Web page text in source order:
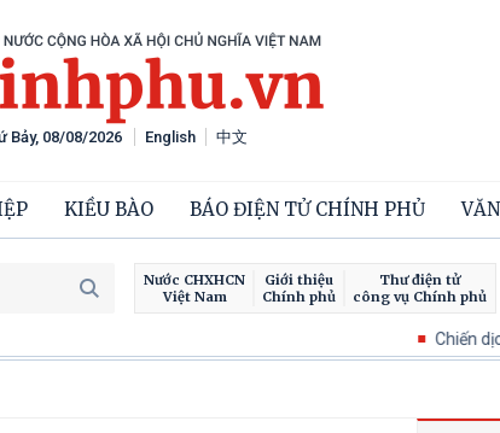
English 中文
KIỀU BÀO BÁO ĐIỆN TỬ CHÍNH PHỦ
Bảy, 08/08/2026
Nước CHXHCN
Việt Nam
Giới thiệu
Chính phủ
Thư điện tử
công vụ Chính phủ
Chiến dịch